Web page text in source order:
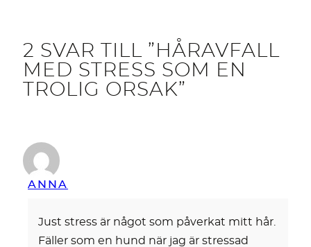
2 SVAR TILL ”HÅRAVFALL
MED STRESS SOM EN
TROLIG ORSAK”
ANNA
Just stress är något som påverkat mitt hår.
Fäller som en hund när jag är stressad